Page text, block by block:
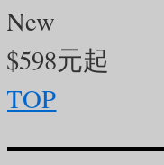
美加旅遊
來到珠海，
New
$598元起
TOP